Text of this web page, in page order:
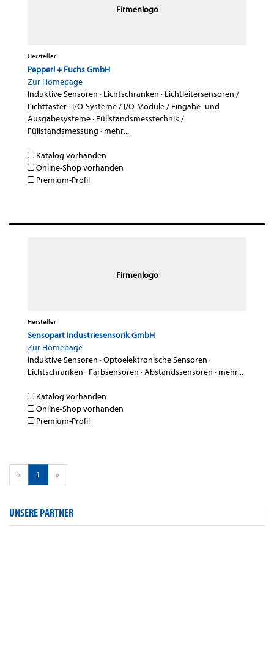
Firmenlogo
Hersteller
Pepperl + Fuchs GmbH
Zur Homepage
Induktive Sensoren · Lichtschranken · Lichtleitersensoren /
Lichttaster· I/O-Systeme / I/O-Module / Eingabe- und
Ausgabesysteme· Füllstandsmesstechnik /
Füllstandsmessung · mehr...
Katalog vorhanden
Online-Shop vorhanden
Premium-Profil
Firmenlogo
Hersteller
Sensopart Industriesensorik GmbH
Zur Homepage
Induktive Sensoren ·Optoelektronische Sensoren ·
Lichtschranken · Farbsensoren ·Abstandssensoren · mehr...
Katalog vorhanden
Online-Shop vorhanden
Premium-Profil
« 1 »
UNSERE PARTNER